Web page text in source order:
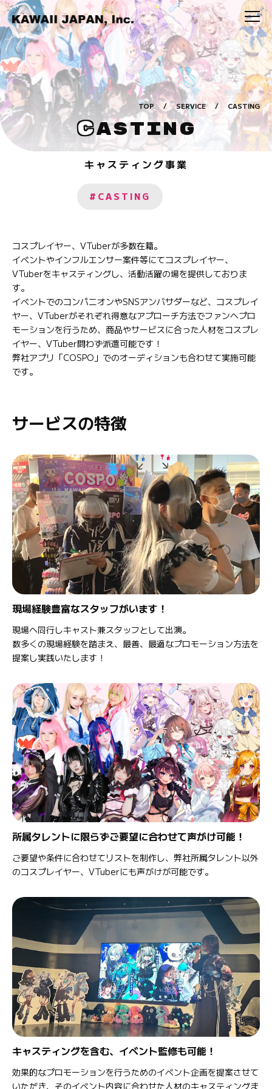
CASTING
キャスティング事業
#CASTING
TOP / SERVICE / CASTING
コスプレイヤー、VTuberが多数在籍。
イベントやインフルエンサー案件等にてコスプレイヤー、
VTuberをキャスティングし、活動活躍の場を提供しておりま
す。
イベントでのコンパニオンやSNSアンバサダーなど、コスプレイ
ヤー、VTuberがそれぞれ得意なアプローチ方法でファンへプロ
モーションを行うため、商品やサービスに合った人材をコスプレ
イヤー、VTuber問わず派遣可能です！
弊社アプリ「COSPO」でのオーディションも合わせて実施可能
です。
サービスの特徴
現場経験豊富なスタッフがいます！
現場へ同行しキャスト兼スタッフとして出演。
数多くの現場経験を踏まえ、最善、最適なプロモーション方法を
提案し実践いたします！
所属タレントに限らずご要望に合わせて声がけ可能！
ご要望や条件に合わせてリストを制作し、弊社所属タレント以外
のコスプレイヤー、VTuberにも声がけが可能です。
キャスティングを含む、イベント監修も可能！
効果的なプロモーションを行うためのイベント企画を提案させて
いただき、そのイベント内容に合わせた人材のキャスティングま